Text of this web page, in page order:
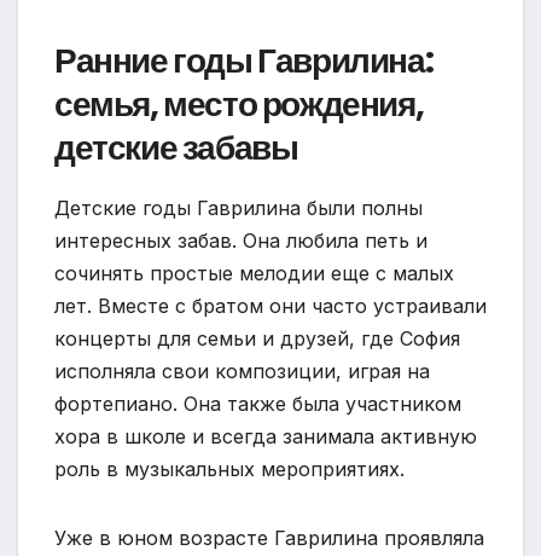
Ранние годы Гаврилина:
семья, место рождения,
детские забавы
Детские годы Гаврилина были полны
интересных забав. Она любила петь и
сочинять простые мелодии еще с малых
лет. Вместе с братом они часто устраивали
концерты для семьи и друзей, где София
исполняла свои композиции, играя на
фортепиано. Она также была участником
хора в школе и всегда занимала активную
роль в музыкальных мероприятиях.
Уже в юном возрасте Гаврилина проявляла